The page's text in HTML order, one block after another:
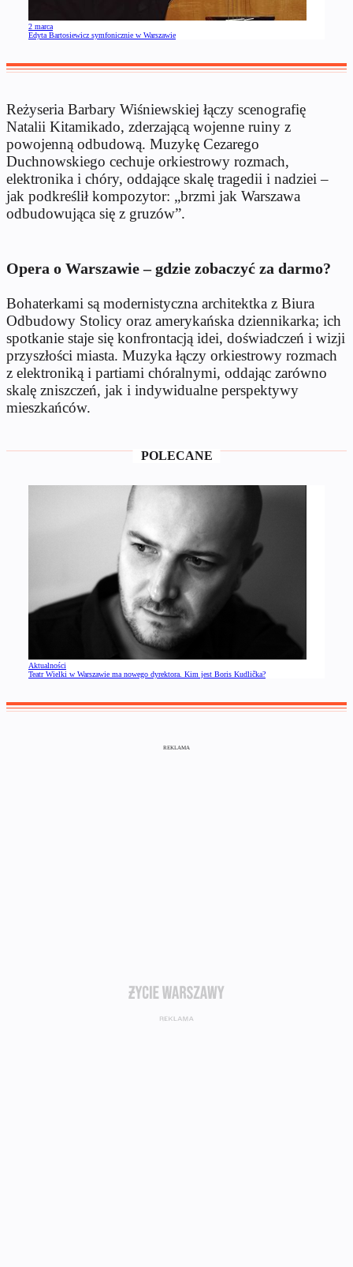
2 marca
Edyta Bartosiewicz symfonicznie w Warszawie
Reżyseria Barbary Wiśniewskiej łączy scenografię
Natalii Kitamikado, zderzającą wojenne ruiny z
powojenną odbudową. Muzykę Cezarego
Duchnowskiego cechuje orkiestrowy rozmach,
elektronika i chóry, oddające skalę tragedii i nadziei –
jak podkreślił kompozytor: „brzmi jak Warszawa
odbudowująca się z gruzów”.
Opera o Warszawie – gdzie zobaczyć za darmo?
Bohaterkami są modernistyczna architektka z Biura
Odbudowy Stolicy oraz amerykańska dziennikarka; ich
spotkanie staje się konfrontacją idei, doświadczeń i wizji
przyszłości miasta. Muzyka łączy orkiestrowy rozmach
z elektroniką i partiami chóralnymi, oddając zarówno
skalę zniszczeń, jak i indywidualne perspektywy
mieszkańców.
POLECANE
Aktualności
Teatr Wielki w Warszawie ma nowego dyrektora. Kim jest Boris Kudlička?
REKLAMA